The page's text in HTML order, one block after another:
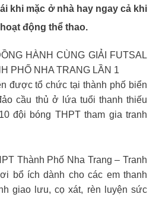
khi mặc ở nhà hay ngay cả khi
động thể thao.
HÀNH CÙNG GIẢI FUTSAL
PHỐ NHA TRANG LẦN 1
được tổ chức tại thành phố biển
cầu thủ ở lứa tuổi thanh thiếu
đội bóng THPT tham gia tranh
Thành Phố Nha Trang – Tranh
bổ ích dành cho các em thanh
giao lưu, cọ xát, rèn luyện sức